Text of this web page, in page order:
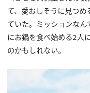
て、愛おしそうに見つ
ていた。ミッションな
にお鍋を食べ始める2人
のかもしれない。